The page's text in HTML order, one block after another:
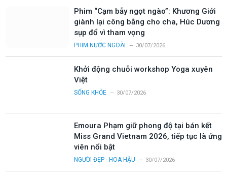
Phim “Cạm bẫy ngọt ngào”: Khương Giới
giành lại công bằng cho cha, Húc Dương
sụp đổ vì tham vọng
PHIM NƯỚC NGOÀI 30/07/2026
Khởi động chuỗi workshop Yoga xuyên
Việt
SỐNG KHỎE 30/07/2026
Emoura Phạm giữ phong độ tại bán kết
Miss Grand Vietnam 2026, tiếp tục là ứng
viên nổi bật
NGƯỜI ĐẸP - HOA HẬU 30/07/2026